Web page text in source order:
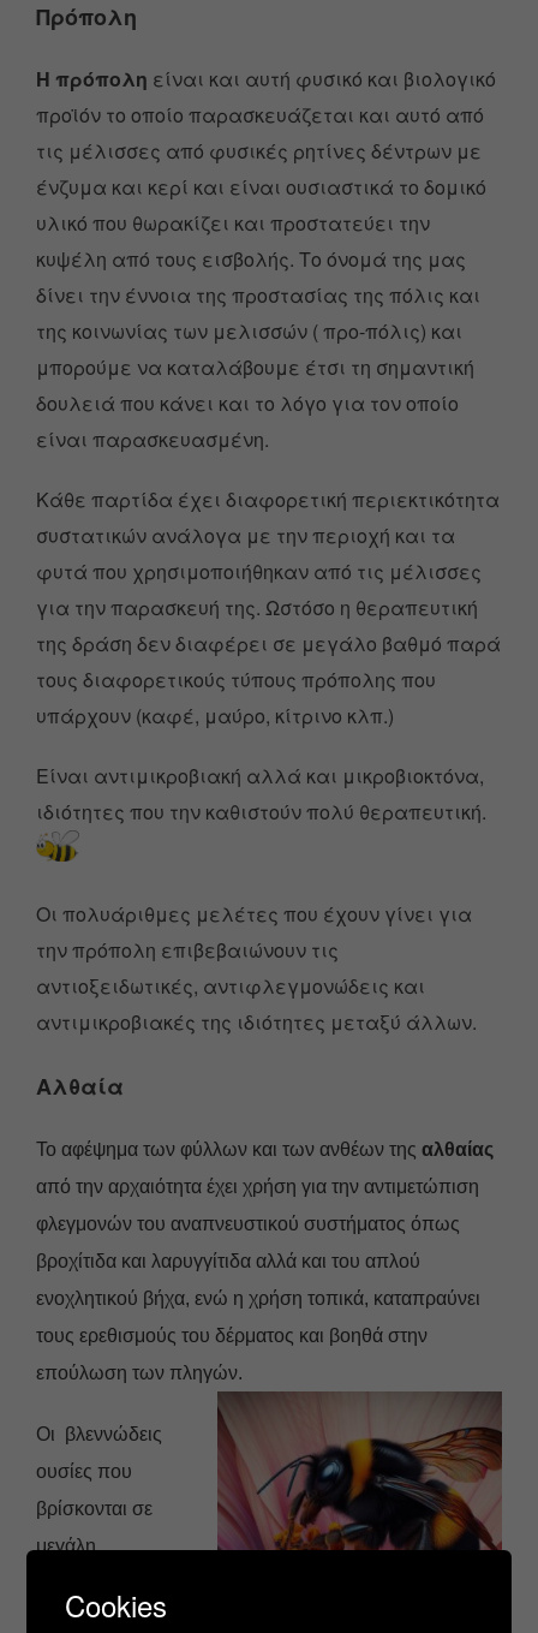
Πρόπολη
Η πρόπολη είναι και αυτή φυσικό και βιολογικό
προϊόν το οποίο παρασκευάζεται και αυτό από
τις μέλισσες από φυσικές ρητίνες δέντρων με
ένζυμα και κερί και είναι ουσιαστικά το δομικό
υλικό που θωρακίζει και προστατεύει την
κυψέλη από τους εισβολής. Το όνομά της μας
δίνει την έννοια της προστασίας της πόλις και
της κοινωνίας των μελισσών ( προ-πόλις) και
μπορούμε να καταλάβουμε έτσι τη σημαντική
δουλειά που κάνει και το λόγο για τον οποίο
είναι παρασκευασμένη.
Κάθε παρτίδα έχει διαφορετική περιεκτικότητα
συστατικών ανάλογα με την περιοχή και τα
φυτά που χρησιμοποιήθηκαν από τις μέλισσες
για την παρασκευή της. Ωστόσο η θεραπευτική
της δράση δεν διαφέρει σε μεγάλο βαθμό παρά
τους διαφορετικούς τύπους πρόπολης που
υπάρχουν (καφέ, μαύρο, κίτρινο κλπ.)
Είναι αντιμικροβιακή αλλά και μικροβιοκτόνα,
ιδιότητες που την καθιστούν πολύ θεραπευτική.
Οι πολυάριθμες μελέτες που έχουν γίνει για
την πρόπολη επιβεβαιώνουν τις
αντιοξειδωτικές, αντιφλεγμονώδεις και
αντιμικροβιακές της ιδιότητες μεταξύ άλλων.
Αλθαία
Το αφέψημα των φύλλων και των ανθέων της αλθαίας
από την αρχαιότητα έχει χρήση για την αντιμετώπιση
φλεγμονών του αναπνευστικού συστήματος όπως
βροχίτιδα και λαρυγγίτιδα αλλά και του απλού
ενοχλητικού βήχα, ενώ η χρήση τοπικά, καταπραύνει
τους ερεθισμούς του δέρματος και βοηθά στην
επούλωση των πληγών.
Οι βλεννώδεις
ουσίες που
βρίσκονται σε
μεγάλη
στην αλθαία είναι
Cookies